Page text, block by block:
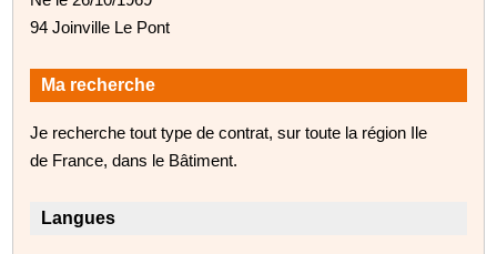
94 Joinville Le Pont
Ma recherche
Je recherche tout type de contrat, sur toute la région Ile
de France, dans le Bâtiment.
Langues